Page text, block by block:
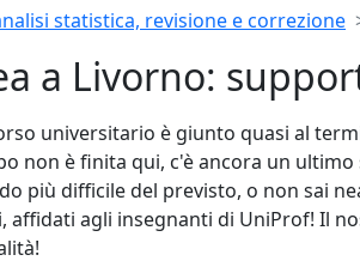
statistica, revisione e correzione
a Livorno:
universitario è giunto quasi al
non è finita qui, c'è ancora un
più difficile del previsto, o non sai
affidati agli insegnanti di UniProf! Il